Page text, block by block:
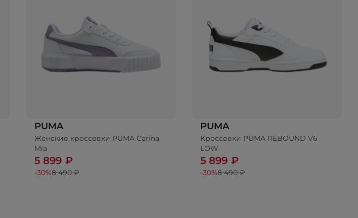
PUMA
Женские кроссовки PUMA Carina
Mia
5 899 ₽
-30%8 490 ₽
PUMA
Кроссовки PUMA REBOUND V6
LOW
5 899 ₽
-30%8 490 ₽